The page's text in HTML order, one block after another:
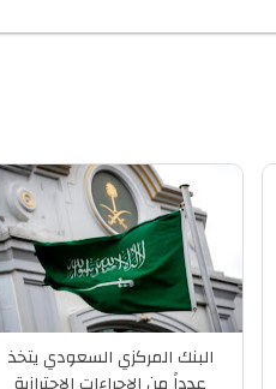
البنك المركزي السعودي يتخذ